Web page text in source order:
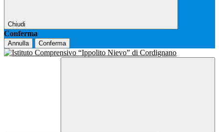
Chiudi
Conferma
Annulla Conferma